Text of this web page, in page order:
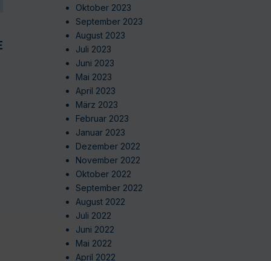
Oktober 2023
September 2023
August 2023
Juli 2023
Juni 2023
Mai 2023
April 2023
März 2023
Februar 2023
Januar 2023
Dezember 2022
November 2022
Oktober 2022
September 2022
August 2022
Juli 2022
Juni 2022
Mai 2022
April 2022